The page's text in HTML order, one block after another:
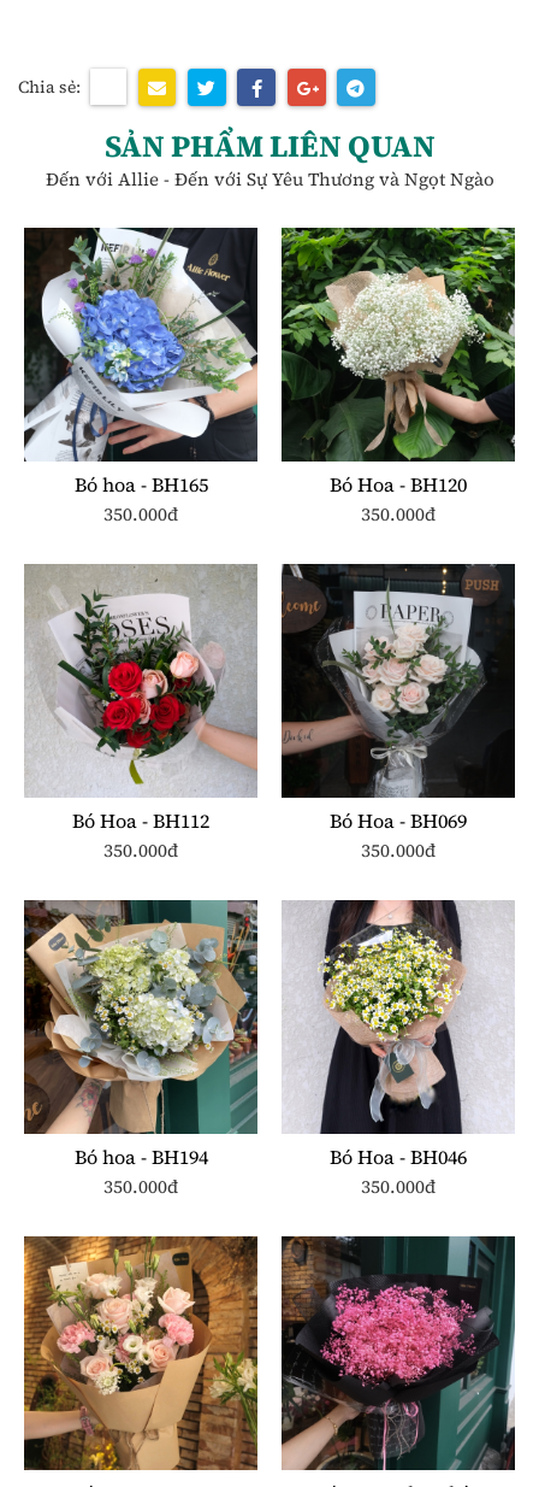
Chia sẻ:
SẢN PHẨM LIÊN QUAN
Đến với Allie - Đến với Sự Yêu Thương và Ngọt Ngào
Bó hoa - BH165
350.000đ
Bó Hoa - BH120
350.000đ
Bó Hoa - BH112
350.000đ
Bó Hoa - BH069
350.000đ
Bó hoa - BH194
350.000đ
Bó Hoa - BH046
350.000đ